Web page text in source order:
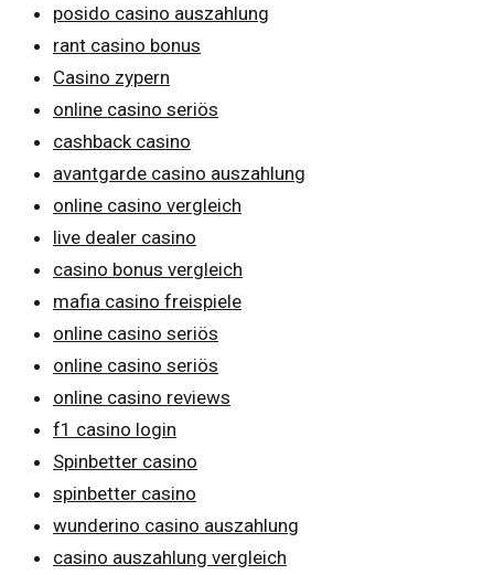
posido casino auszahlung
rant casino bonus
Casino zypern
online casino seriös
cashback casino
avantgarde casino auszahlung
online casino vergleich
live dealer casino
casino bonus vergleich
mafia casino freispiele
online casino seriös
online casino seriös
online casino reviews
f1 casino login
Spinbetter casino
spinbetter casino
wunderino casino auszahlung
casino auszahlung vergleich